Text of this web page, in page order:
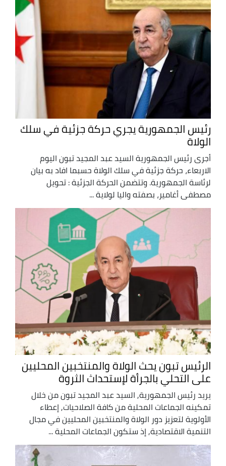
رئيس الجمهورية يجري حركة جزئية في سلك
الولاة
أجرى رئيس الجمهورية السيد عبد المجيد تبون اليوم
الاربعاء، حركة جزئية في سلك الولاة حسبما افاد به بيان
لرئاسة الجمهورية. وتتضمن الحركة الجزئية : تحويل
مصطفى أغامير، بصفته واليا لولاية ...
الرئيس تبون يحث الولاة والمنتخبين المحليين
على التحلي بالجرأة لإستحداث الثروة
يريد رئيس الجمهورية, السيد عبد المجيد تبون من خلال
تمكينه الجماعات المحلية من كافة الصلاحيات, إعطاء
الأولوية لتعزيز دور الولاة والمنتخبين المحليين في مجال
التنمية الاقتصادية, إذ ستكون الجماعات المحلية ...